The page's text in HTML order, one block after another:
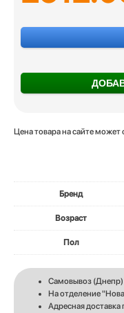
Цена товара на сайте может
Бренд
Возраст
Пол
Самовывоз (Днепр)
На отделение
Адресная доставка